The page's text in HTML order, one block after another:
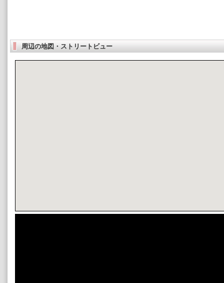
周辺の地図・ストリートビュー